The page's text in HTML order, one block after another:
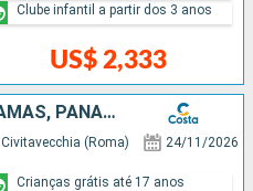
US$ 2,333
Clube infantil a partir dos 3 anos
FRANCIA, PORTUGAL, BAHAMAS, PANAMÁ, COSTA RICA, GUATEMALA, MÉXICO, ESTADOS UNIDOS, FIDJI (ILHAS), NOVA CALEDÔNIA, AUSTRÁLIA, PAPUA NOVA GUINÉ, JAPÃO, TAIWAN, CHINA, VITENÃ, TAILÃNDIA, SINGAPURA, MALÁS
Civitavecchia (Roma) 24/11/2026
Crianças grátis até 17 anos